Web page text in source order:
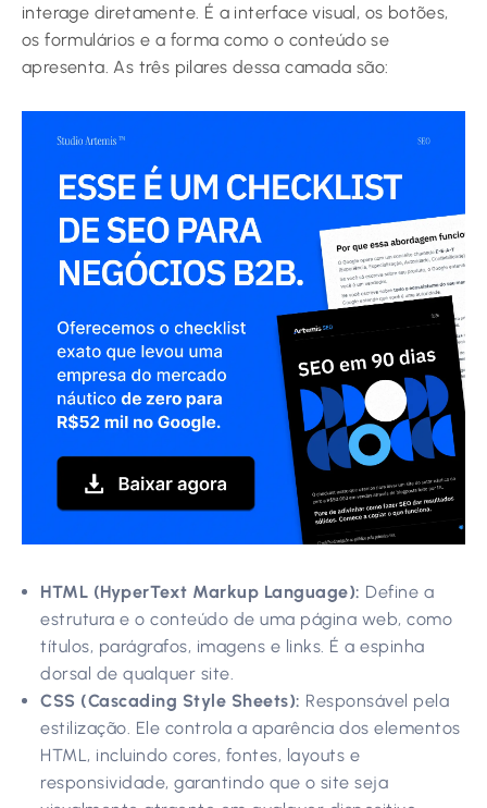
interage diretamente. É a interface visual, os botões,
os formulários e a forma como o conteúdo se
apresenta. As três pilares dessa camada são:
HTML (HyperText Markup Language): Define a
estrutura e o conteúdo de uma página web, como
títulos, parágrafos, imagens e links. É a espinha
dorsal de qualquer site.
CSS (Cascading Style Sheets): Responsável pela
estilização. Ele controla a aparência dos elementos
HTML, incluindo cores, fontes, layouts e
responsividade, garantindo que o site seja